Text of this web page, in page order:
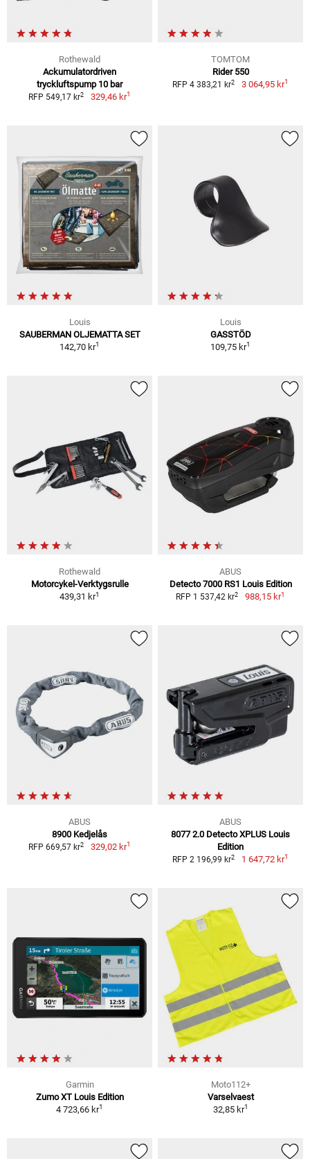
Rothewald
Ackumulatordriven
tryckluftspump 10 bar
RFP 549,17 kr2 329,46 kr1
TOMTOM
Rider 550
RFP 4 383,21 kr2 3 064,95 kr1
Louis
SAUBERMAN OLJEMATTA SET
142,70 kr1
Louis
GASSTÖD
109,75 kr1
Rothewald
Motorcykel-Verktygsrulle
439,31 kr1
ABUS
Detecto 7000 RS1 Louis Edition
RFP 1 537,42 kr2 988,15 kr1
ABUS
8900 Kedjelås
RFP 669,57 kr2 329,02 kr1
ABUS
8077 2.0 Detecto XPLUS Louis
Edition
RFP 2 196,99 kr2 1 647,72 kr1
Garmin
Zumo XT Louis Edition
4 723,66 kr1
Moto112+
Varselvaest
32,85 kr1